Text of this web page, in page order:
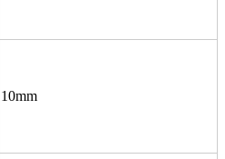
10mm